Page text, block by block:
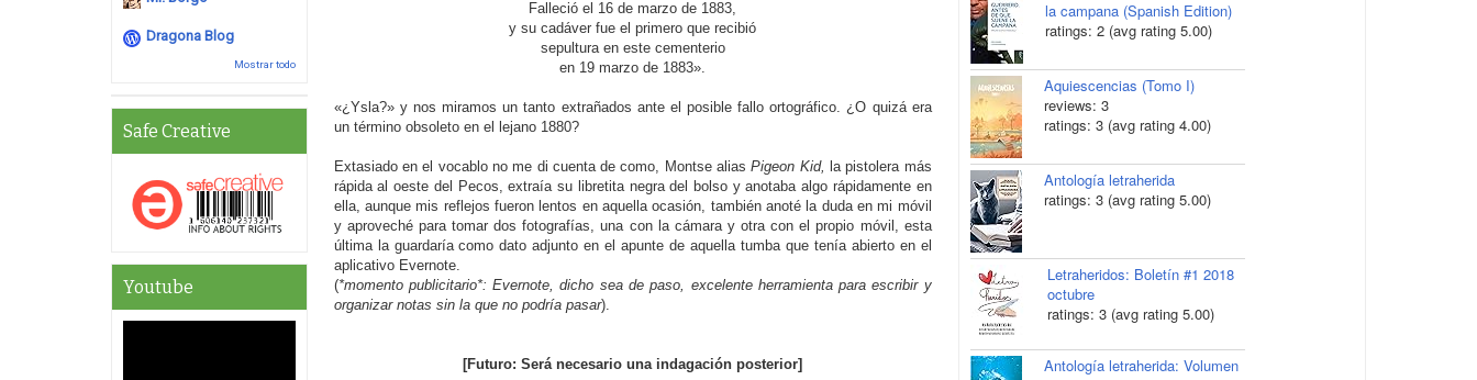
Falleció el 16 de marzo de 1883,
y su cadáver fue el primero que recibió
sepultura en este cementerio
en 19 marzo de 1883».
«¿Ysla?» y nos miramos un tanto extrañados ante el posible fallo ortográfico. ¿O quizá era
un término obsoleto en el lejano 1880?
Extasiado en el vocablo no me di cuenta de como, Montse alias Pigeon Kid, la pistolera más
rápida al oeste del Pecos, extraía su libretita negra del bolso y anotaba algo rápidamente en
ella, aunque mis reflejos fueron lentos en aquella ocasión, también anoté la duda en mi móvil
y aproveché para tomar dos fotografías, una con la cámara y otra con el propio móvil, esta
última la guardaría como dato adjunto en el apunte de aquella tumba que tenía abierto en el
aplicativo Evernote.
(*momento publicitario*: Evernote, dicho sea de paso, excelente herramienta para escribir y
organizar notas sin la que no podría pasar).
[Futuro: Será necesario una indagación posterior]
Dragona Blog
Mostrar todo
Safe Creative
Youtube
la campana (Spanish Edition)
ratings: 2 (avg rating 5.00)
Aquiescencias (Tomo I)
reviews: 3
ratings: 3 (avg rating 4.00)
Antología letraherida
ratings: 3 (avg rating 5.00)
Letraheridos: Boletín #1 2018
octubre
ratings: 3 (avg rating 5.00)
Antología letraherida: Volumen